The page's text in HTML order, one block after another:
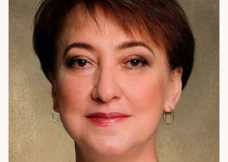
задача — помочь ему дойти до этого ответа самому, а не
подменить его мнением. Своих клиентов я учу быть
честными с собой — не жестоко, а с уважением. Любить
себя — не как культ, а как основу. Жить здесь и сейчас —
потому что только из этой точки возможны настоящие
изменения. И не делать культа из партнёра или ребёнка —
сохранять себя как личность, не растворяясь в другом
человеке. Я не пугаю и не обещаю невозможного. Я рядом
как проводник — не как тот, кто заменяет вашу волю своей.